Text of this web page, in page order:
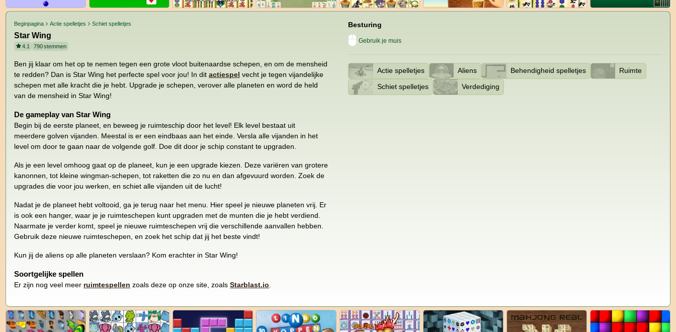
Beginpagina Actie spelletjes Schiet spelletjes
Star Wing
4.1 790stemmen
Ben jij klaar om het op te nemen tegen een grote vloot buitenaardse schepen, en om de mensheid
te redden? Dan is Star Wing het perfecte spel voor jou! In dit actiespel vecht je tegen vijandelijke
schepen met alle kracht die je hebt. Upgrade je schepen, verover alle planeten en word de held
van de mensheid in Star Wing!
De gameplay van Star Wing
Begin bij de eerste planeet, en beweeg je ruimteschip door het level! Elk level bestaat uit
meerdere golven vijanden. Meestal is er een eindbaas aan het einde. Versla alle vijanden in het
level om door te gaan naar de volgende golf. Doe dit door je schip constant te upgraden.
Als je een level omhoog gaat op de planeet, kun je een upgrade kiezen. Deze variëren van grotere
kanonnen, tot kleine wingman-schepen, tot raketten die zo nu en dan afgevuurd worden. Zoek de
upgrades die voor jou werken, en schiet alle vijanden uit de lucht!
Nadat je de planeet hebt voltooid, ga je terug naar het menu. Hier speel je nieuwe planeten vrij. Er
is ook een hanger, waar je je ruimteschepen kunt upgraden met de munten die je hebt verdiend.
Naarmate je verder komt, speel je nieuwe ruimteschepen vrij die verschillende aanvallen hebben.
Gebruik deze nieuwe ruimteschepen, en zoek het schip dat jij het beste vindt!
Kun jij de aliens op alle planeten verslaan? Kom erachter in Star Wing!
Soortgelijke spellen
Er zijn nog veel meer ruimtespellen zoals deze op onze site, zoals Starblast.io
Besturing
Gebruik je muis
Actie spelletjes Aliens Behendigheid spelletjes
Ruimte
Schiet spelletjes
Verdediging